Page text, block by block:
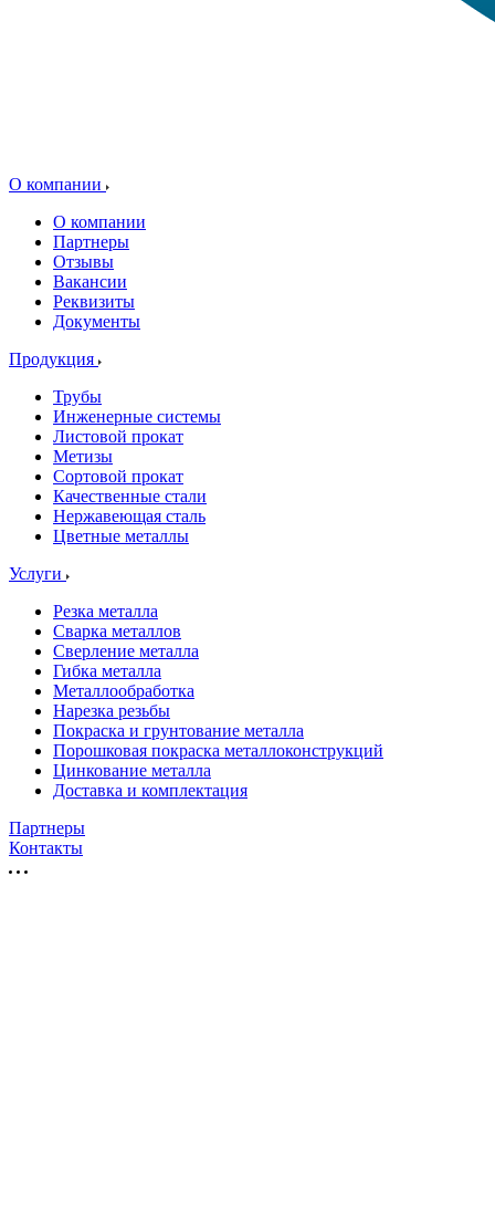
О компании
О компании
Партнеры
Отзывы
Вакансии
Реквизиты
Документы
Продукция
Трубы
Инженерные системы
Листовой прокат
Метизы
Сортовой прокат
Качественные стали
Нержавеющая сталь
Цветные металлы
Услуги
Резка металла
Сварка металлов
Сверление металла
Гибка металла
Металлообработка
Нарезка резьбы
Покраска и грунтование металла
Порошковая покраска металлоконструкций
Цинкование металла
Доставка и комплектация
Партнеры
Контакты